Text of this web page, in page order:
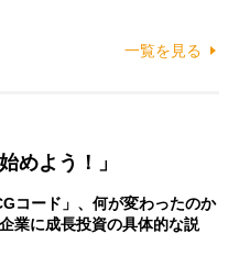
一覧を見る
めよう！」
コード」、何が変わったのか
業に成長投資の具体的な説